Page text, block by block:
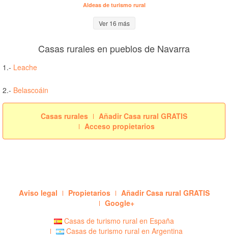
Aldeas de turismo rural
Ver 16 más
Casas rurales en pueblos de Navarra
1.- Leache
2.- Belascoáin
Casas rurales
Añadir Casa rural GRATIS
Acceso propietarios
Aviso legal Propietarios
Añadir Casa rural GRATIS
Google+
Casas de turismo rural en España
Casas de turismo rural en Argentina